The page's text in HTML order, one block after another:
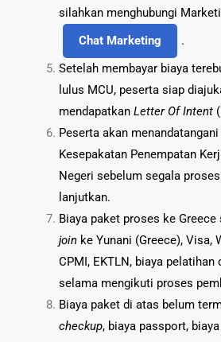
silahkan menghubungi
Chat Marketing
.
Setelah membayar biaya
lulus MCU, peserta siap
mendapatkan Letter Of Intent
Peserta akan
Kesepakatan Penempatan
Negeri sebelum segala
lanjutkan.
Biaya paket proses ke
joinke Yunani (Greece), Visa,
CPMI, EKTLN, biaya pelatihan
selama mengikuti proses
Biaya paket di atas belum
checkup, biaya passport, biaya